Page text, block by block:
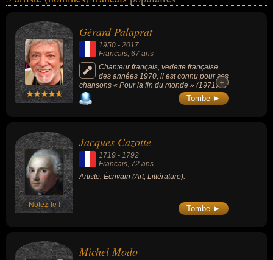
de la musique, de la littérature, du cinéma ou du théâtre. Ces
célébrités peuvent également avoir été chanteur, compositeur,
musicien, parolier, écrivain ou acteur.
Gérard Palaprat
1950 - 2017
Francais, 67 ans
Chanteur français, vedette française
des années 1970, il est connu pour ses
chansons « Pour la fin du monde » (1971) et
« Fais-moi un signe » (1971, Rose d'or du
Festival de Juan-Les-Pins).
+
+
Tombe ►
Notez-le !
Jacques Cazotte
1719 - 1792
Francais , 72 ans
Artiste, Écrivain (Art, Littérature).
Tombe ►
Michel Modo